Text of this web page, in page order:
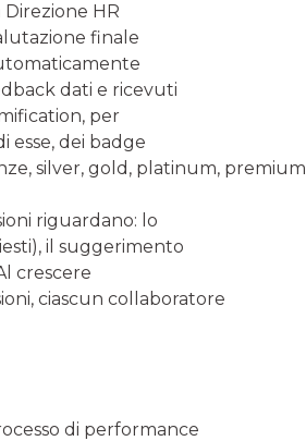
HR
finale
dati e ricevuti
per
esse, dei badge
silver, gold, platinum, premium
riguardano: lo
il suggerimento
crescere
ciascun collaboratore
di performance